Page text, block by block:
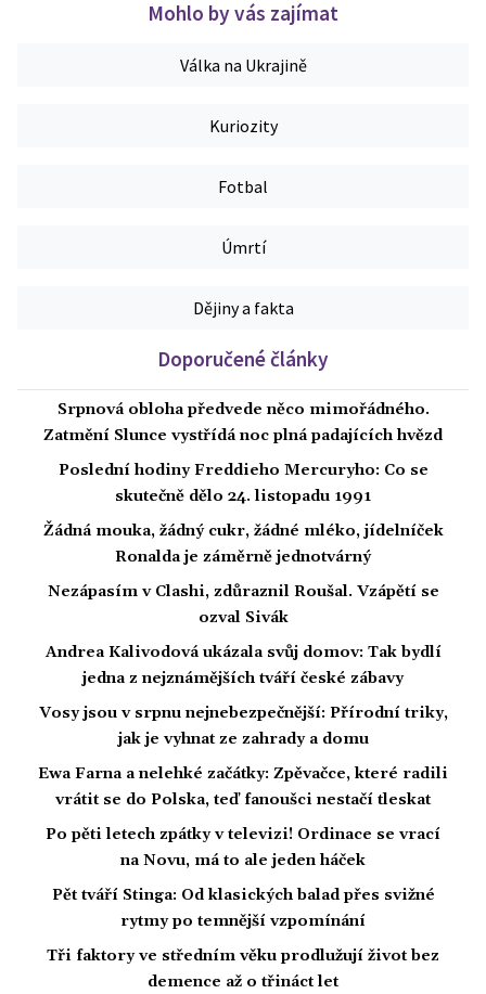
Mohlo by vás zajímat
Válka na Ukrajině
Kuriozity
Fotbal
Úmrtí
Dějiny a fakta
Doporučené články
Srpnová obloha předvede něco mimořádného.
Zatmění Slunce vystřídá noc plná padajících hvězd
Poslední hodiny Freddieho Mercuryho: Co se
skutečně dělo 24. listopadu 1991
Žádná mouka, žádný cukr, žádné mléko, jídelníček
Ronalda je záměrně jednotvárný
Nezápasím v Clashi, zdůraznil Roušal. Vzápětí se
ozval Sivák
Andrea Kalivodová ukázala svůj domov: Tak bydlí
jedna z nejznámějších tváří české zábavy
Vosy jsou v srpnu nejnebezpečnější: Přírodní triky,
jak je vyhnat ze zahrady a domu
Ewa Farna a nelehké začátky: Zpěvačce, které radili
vrátit se do Polska, teď fanoušci nestačí tleskat
Po pěti letech zpátky v televizi! Ordinace se vrací
na Novu, má to ale jeden háček
Pět tváří Stinga: Od klasických balad přes svižné
rytmy po temnější vzpomínání
Tři faktory ve středním věku prodlužují život bez
demence až o třináct let